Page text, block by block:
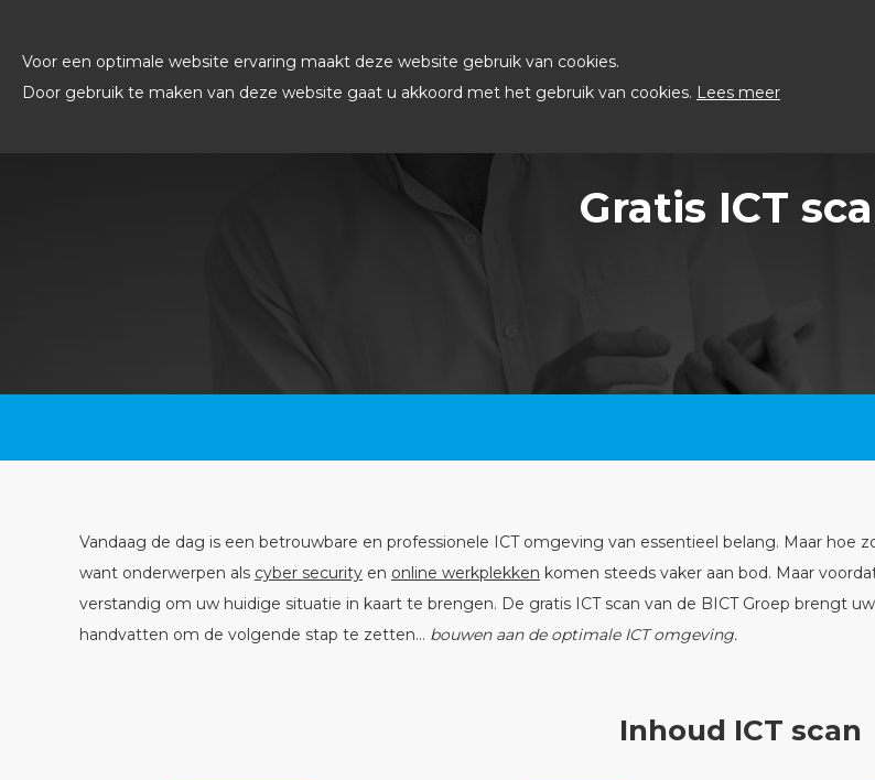
Voor een optimale website ervaring maakt deze website gebruik van cookies.
Door gebruik te maken van deze website gaat u akkoord met het gebruik van cookies. Lees meer
Gratis ICT
Vandaag de dag is een betrouwbare en professionele ICT omgeving van essentieel belang. Maar
want onderwerpen als cyber security en online werkplekken komen steeds vaker aan bod. Maar
verstandig om uw huidige situatie in kaart te brengen. De gratis ICT scan van de BICT Groep brengt
handvatten om de volgende stap te zetten… bouwen aan de optimale ICT omgeving.
Inhoud ICT scan